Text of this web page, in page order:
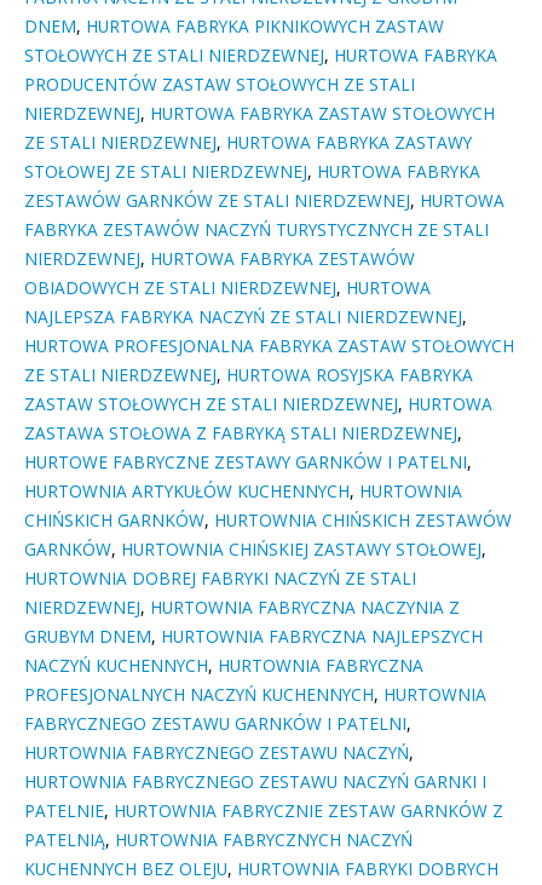
DNEM, HURTOWA FABRYKA PIKNIKOWYCH ZASTAW
STOŁOWYCH ZE STALI NIERDZEWNEJ, HURTOWA FABRYKA
PRODUCENTÓW ZASTAW STOŁOWYCH ZE STALI
NIERDZEWNEJ, HURTOWA FABRYKA ZASTAW STOŁOWYCH
ZE STALI NIERDZEWNEJ, HURTOWA FABRYKA ZASTAWY
STOŁOWEJ ZE STALI NIERDZEWNEJ, HURTOWA FABRYKA
ZESTAWÓW GARNKÓW ZE STALI NIERDZEWNEJ, HURTOWA
FABRYKA ZESTAWÓW NACZYŃ TURYSTYCZNYCH ZE STALI
NIERDZEWNEJ, HURTOWA FABRYKA ZESTAWÓW
OBIADOWYCH ZE STALI NIERDZEWNEJ, HURTOWA
NAJLEPSZA FABRYKA NACZYŃ ZE STALI NIERDZEWNEJ,
HURTOWA PROFESJONALNA FABRYKA ZASTAW STOŁOWYCH
ZE STALI NIERDZEWNEJ, HURTOWA ROSYJSKA FABRYKA
ZASTAW STOŁOWYCH ZE STALI NIERDZEWNEJ, HURTOWA
ZASTAWA STOŁOWA Z FABRYKĄ STALI NIERDZEWNEJ,
HURTOWE FABRYCZNE ZESTAWY GARNKÓW I PATELNI,
HURTOWNIA ARTYKUŁÓW KUCHENNYCH, HURTOWNIA
CHIŃSKICH GARNKÓW, HURTOWNIA CHIŃSKICH ZESTAWÓW
GARNKÓW, HURTOWNIA CHIŃSKIEJ ZASTAWY STOŁOWEJ,
HURTOWNIA DOBREJ FABRYKI NACZYŃ ZE STALI
NIERDZEWNEJ, HURTOWNIA FABRYCZNA NACZYNIA Z
GRUBYM DNEM, HURTOWNIA FABRYCZNA NAJLEPSZYCH
NACZYŃ KUCHENNYCH, HURTOWNIA FABRYCZNA
PROFESJONALNYCH NACZYŃ KUCHENNYCH, HURTOWNIA
FABRYCZNEGO ZESTAWU GARNKÓW I PATELNI,
HURTOWNIA FABRYCZNEGO ZESTAWU NACZYŃ,
HURTOWNIA FABRYCZNEGO ZESTAWU NACZYŃ GARNKI I
PATELNIE, HURTOWNIA FABRYCZNIE ZESTAW GARNKÓW Z
PATELNIĄ, HURTOWNIA FABRYCZNYCH NACZYŃ
KUCHENNYCH BEZ OLEJU, HURTOWNIA FABRYKI DOBRYCH